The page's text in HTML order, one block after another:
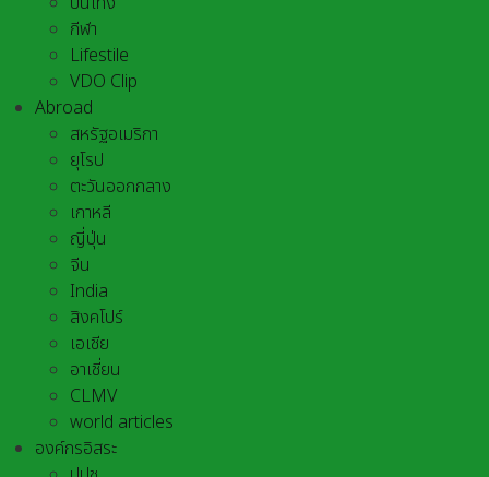
กีฬา
Lifestile
VDO Clip
Abroad
สหรัฐอเมริกา
ยุโรป
ตะวันออกกลาง
เกาหลี
ญี่ปุ่น
จีน
India
สิงคโปร์
เอเชีย
อาเชี่ยน
CLMV
world articles
องค์กรอิสระ